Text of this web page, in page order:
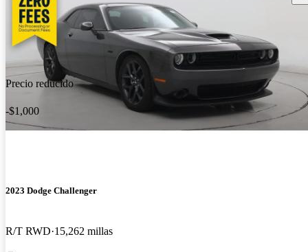
Precio reducido
-$1,000
2023 Dodge Challenger
R/T RWD 15,262 millas